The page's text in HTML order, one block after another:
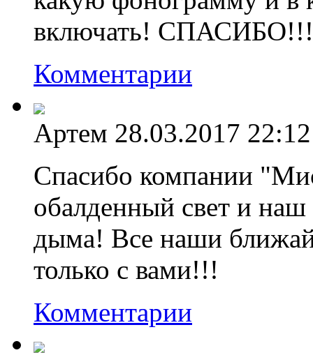
включать! СПАСИБО!!!
Комментарии
Артем 28.03.2017 22:12
Спасибо компании
обалденный свет и наш
дыма! Все наши
только с вами!!!
Комментарии